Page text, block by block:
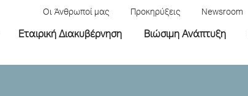
Οι Άνθρωποί μας Προκηρύξεις Newsroom
Εταιρική Διακυβέρνηση Βιώσιμη Ανάπτυξη